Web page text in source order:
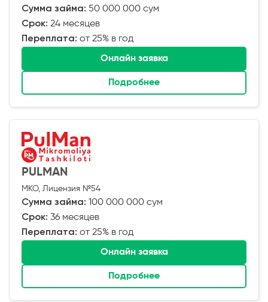
Сумма займа: 50 000 000 сум
Срок: 24 месяцев
Переплата: от 25% в год
Онлайн заявка
Подробнее
PULMAN
МКО, Лицензия №54
Сумма займа: 100 000 000 сум
Срок: 36 месяцев
Переплата: от 25% в год
Онлайн заявка
Подробнее